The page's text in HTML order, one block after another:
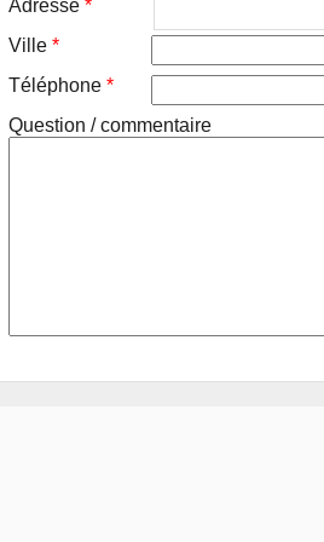
Adresse *
Ville *
Téléphone *
Question / commentaire